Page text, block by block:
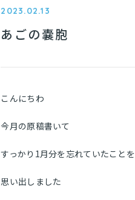
2023.02.13
あごの嚢胞
こんにちわ
今月の原稿書いて
すっかり1月分を忘れていたことを
思い出しました